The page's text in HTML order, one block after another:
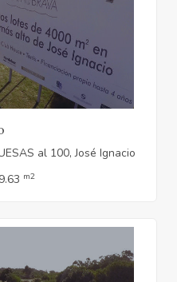
al 100, José Ignacio
m2